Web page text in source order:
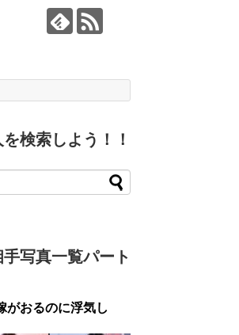
検索しよう！！
写真一覧パート
がおるのに浮気し